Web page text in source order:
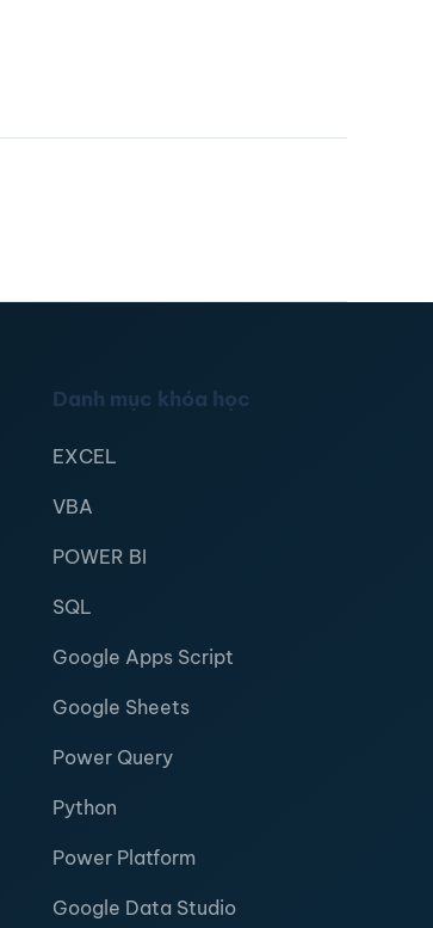
Danh mục khóa học
EXCEL
VBA
POWER BI
SQL
Google Apps Script
Google Sheets
Power Query
Python
Power Platform
Google Data Studio